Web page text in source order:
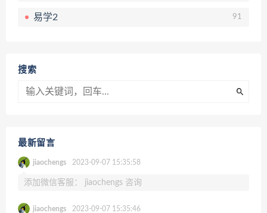
易学2 91
搜索
最新留言
jiaochengs 2023-09-07 15:35:58
添加微信客服： jiaochengs 咨询
jiaochengs 2023-09-07 15:35:46